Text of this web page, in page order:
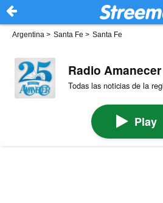
Argentina > Santa Fe > Santa Fe
Radio Amanecer
Todas las noticias de la
Play